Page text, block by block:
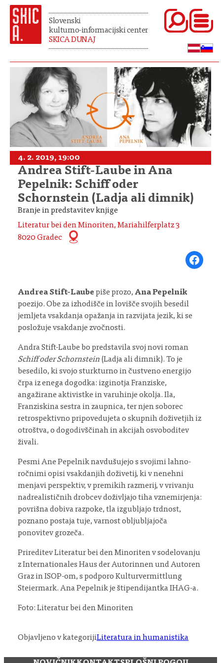
Slovenski
kulturno-informacijski center
SKICA DUNAJ
4. 2. 2019, 19:00
Andrea Stift-Laube in Ana
Pepelnik: Schiff oder
Schornstein (Ladja ali dimnik)
Branje in predstavitev knjige
Literatur bei den Minoriten, Mariahilferplatz 3
8020 Gradec
Share on
Andrea Stift-Laube piše prozo,Ana Pepelnik
poezijo. Obe za izhodišče in lovišče svojih besedil
jemljeta vsakdanja opažanja in razvijata jezik, ki se
posložuje vsakdanje zvočnosti.
Andra Stift-Laube bo predstavila svoj novi roman
Schiff oder Schornstein (Ladja ali dimnik). To je
besedilo, ki svojo sturkturno in čustveno energijo
črpa iz enega dogodka: izginotja Franziske,
angažirane aktivistke in varuhinje okolja. Ila,
Franziskina sestra in zaupnica, ter njen soborec
retrospektivno pripovedujeta o skupnih doživetjih iz
otroštva, o dogodivščinah in akcijah osvoboditev
živali.
Pesmi Ane Pepelnik navdušujejo s svojimi lahno-
ročnimi opisi vsakdanjih doživetij, ki v nenehni
menjavi perspektiv, v premikih razmerij, v vrivanju
nadrealističnih drobcev doživljajo tiha vznemirjenja:
povrišna dobiva razpoke, tla izgubljajo trdnost,
poznano postaja tuje, varnost obljubljajoča
ponovitev grozeča.
Prireditev Literatur bei den Minoriten v sodelovanju
z Internationales Haus der Autorinnen und Autoren
Graz in ISOP-om, s podporo Kulturvermittlung
Steiermark. Ana Pepelnik je štipendijantka IHAG-a.
Foto: Literatur bei den Minoriten
Objavljeno v kategorijiLiteratura in humanistika